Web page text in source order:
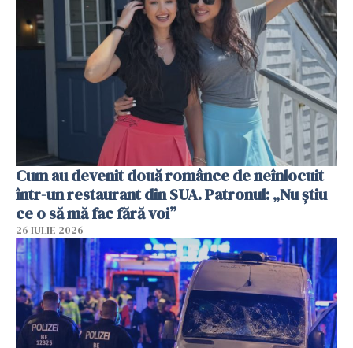
Cum au devenit două românce de neînlocuit
într-un restaurant din SUA. Patronul: „Nu știu
ce o să mă fac fără voi”
26 IULIE 2026